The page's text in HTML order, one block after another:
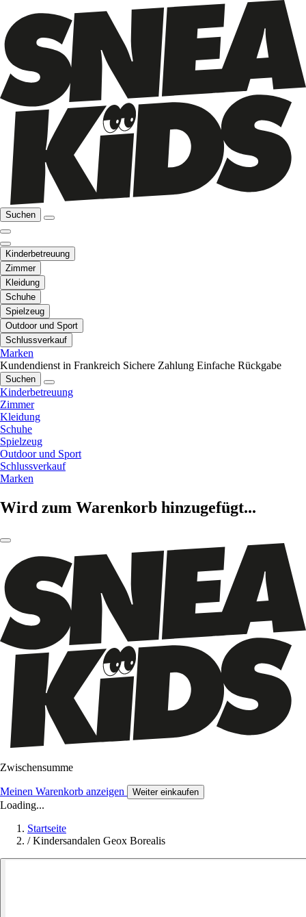
Suchen
Kinderbetreuung
Zimmer
Kleidung
Schuhe
Spielzeug
Outdoor und Sport
Schlussverkauf
Marken
Kundendienst in Frankreich Sichere Zahlung Einfache Rückgabe
Suchen
Kinderbetreuung
Zimmer
Kleidung
Schuhe
Spielzeug
Outdoor und Sport
Schlussverkauf
Marken
Wird zum Warenkorb hinzugefügt...
Zwischensumme
Meinen Warenkorb anzeigen Weiter einkaufen
Loading...
Startseite
/ Kindersandalen Geox Borealis